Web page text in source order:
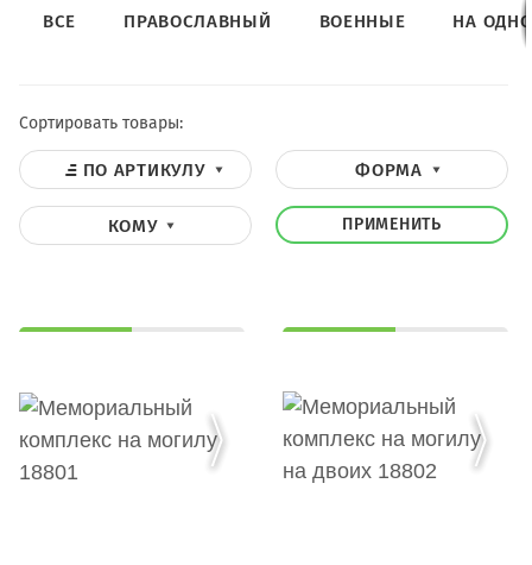
ВСЕ ПРАВОСЛАВНЫЙ ВОЕННЫЕ НА
Сортировать товары:
ПО АРТИКУЛУ ФОРМА
КОМУ ПРИМЕНИТЬ